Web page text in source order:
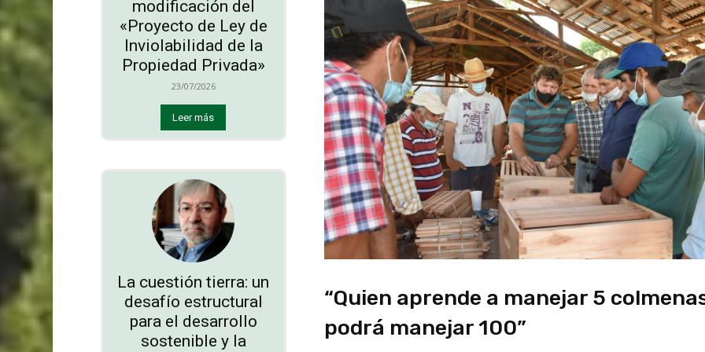
modificación del
«Proyecto de Ley de
Inviolabilidad de la
Propiedad Privada»
23/07/2026
Leer más
La cuestión tierra: un
desafío estructural
para el desarrollo
sostenible y la
“Quien aprende a manejar 5
podrá manejar 100”